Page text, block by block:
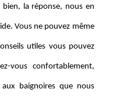
bien, la réponse, nous en
Vous ne pouvez même
utiles vous pouvez
vous confortablement,
baignoires que nous